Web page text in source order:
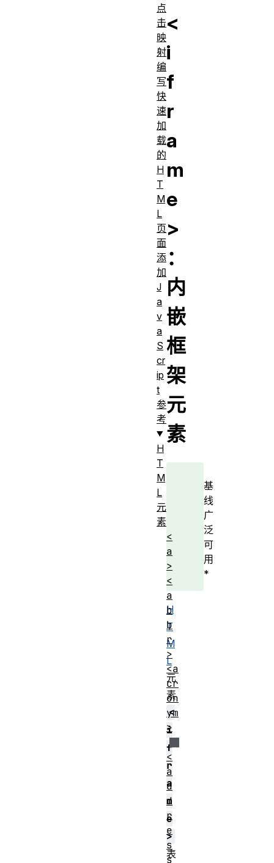
<
i
f
r
a
m
e
>
：
内
嵌
框
架
元
素
基
线
广
泛
可
用
*
H
T
M
L
元
素
<
i
f
r
a
m
e
>
表
点
击
映
射
编
写
快
速
加
载
的
H
T
M
L
页
面
添
加
J
a
v
a
S
cr
ip
t
参
考
H
T
M
L
元
素
<
a
>
<
a
b
b
r
>
<a
cr
on
ym
>
<
a
d
d
r
e
s
s